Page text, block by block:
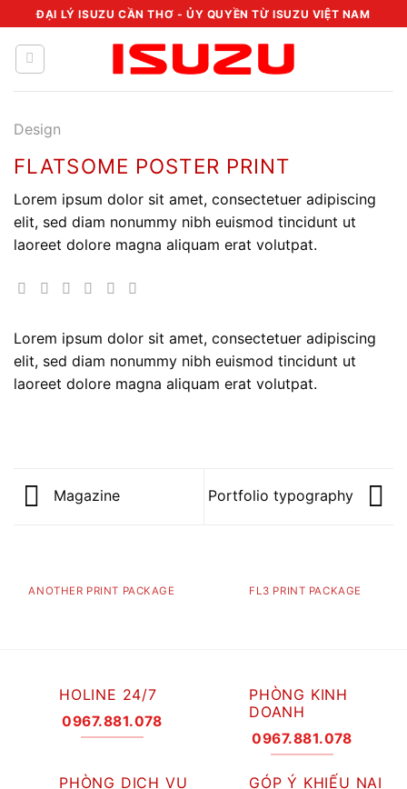
Chuyển
đến
dung
ĐẠI LÝ ISUZU CẦN THƠ - ỦY QUYỀN TỪ ISUZU VIỆT NAM
Design
FLATSOME POSTER PRINT
Lorem ipsum dolor sit amet, consectetuer adipiscing
elit, sed diam nonummy nibh euismod tincidunt ut
laoreet dolore magna aliquam erat volutpat.
Lorem ipsum dolor sit amet, consectetuer adipiscing
elit, sed diam nonummy nibh euismod tincidunt ut
laoreet dolore magna aliquam erat volutpat.
Magazine Portfolio typography
ANOTHER PRINT PACKAGE FL3 PRINT PACKAGE
HOLINE 24/7
0967.881.078
PHÒNG KINH
DOANH
0967.881.078
PHÒNG DỊCH VỤ GÓP Ý KHIẾU NẠI